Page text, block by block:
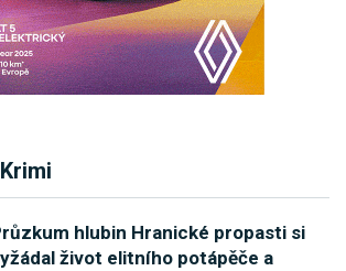
hlubin Hranické propasti si
život elitního potápěče a